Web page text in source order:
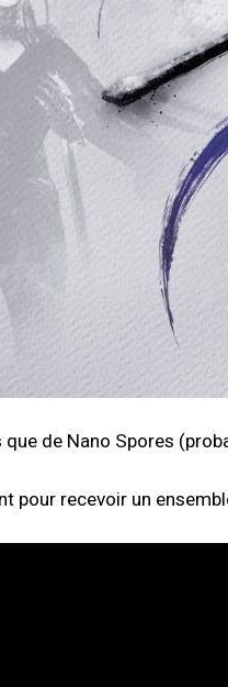
de Nano Spores
pour recevoir un